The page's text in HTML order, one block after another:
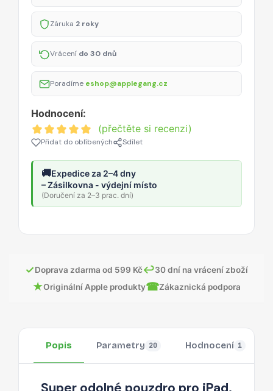
Záruka 2 roky
Vrácení do 30 dnů
Poradíme eshop@applegang.cz
Hodnocení:
(přečtěte si recenzi)
Přidat do oblíbených Sdílet
🚚Expedice za 2–4 dny
– Zásilkovna - výdejní místo
(Doručení za 2–3 prac. dní)
✓Doprava zdarma od 599 Kč↩30 dní na vrácení zboží
★Originální Apple produkty☎Zákaznická podpora
Popis Parametry 20 Hodnocení 1